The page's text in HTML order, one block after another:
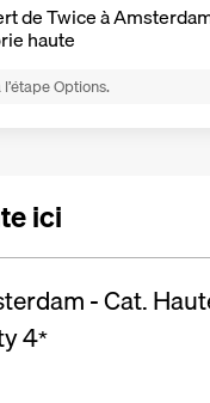
de Twice à
haute
Options.
ici
- Cat.
4*